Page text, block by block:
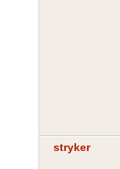
stryker